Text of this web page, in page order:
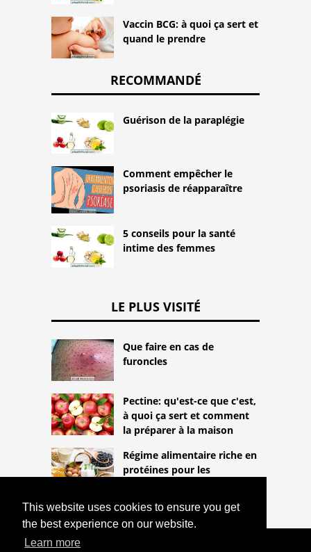
This website uses cookies to ensure you get
the best experience on our website.
Learn more
Vaccin BCG: à quoi ça sert et
quand le prendre
RECOMMANDÉ
Guérison de la paraplégie
Comment empêcher le
psoriasis de réapparaître
5 conseils pour la santé
intime des femmes
LE PLUS VISITÉ
Que faire en cas de
furoncles
Pectine: qu'est-ce que c'est,
à quoi ça sert et comment
la préparer à la maison
Régime alimentaire riche en
protéines pour les